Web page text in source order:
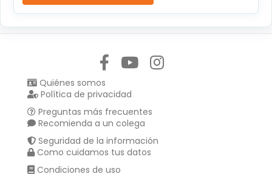
Quiénes somos
Política de privacidad
Preguntas más frecuentes
Recomienda a un colega
Seguridad de la información
Como cuidamos tus datos
Condiciones de uso